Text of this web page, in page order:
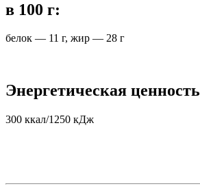
в 100 г:
белок — 11 г, жир — 28 г
Энергетическая ценность
300 ккал/1250 кДж